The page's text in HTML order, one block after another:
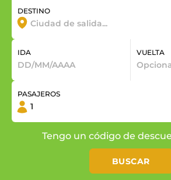
DESTINO
IDA VUELTA
PASAJEROS
BUSCAR
Tengo un código de